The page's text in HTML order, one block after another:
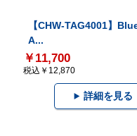
【CHW-TAG4001】
A...
￥11,700
税込￥12,870
詳細を見る